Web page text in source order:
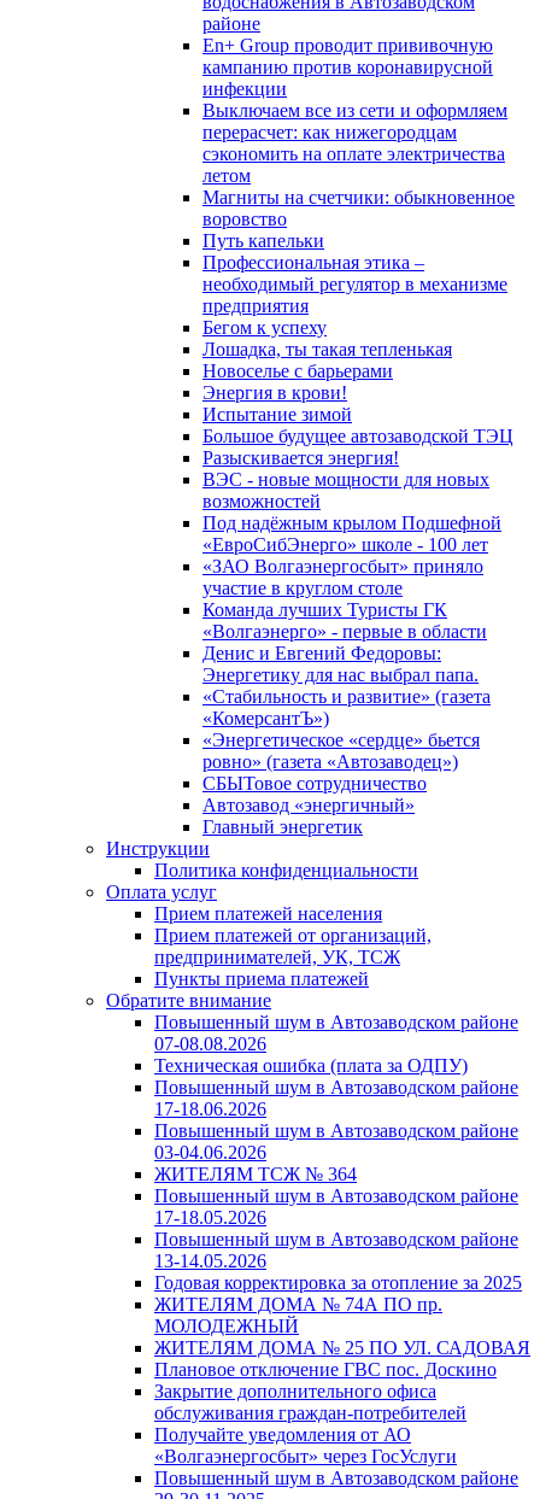
районе
En+ Group проводит прививочную
кампанию против коронавирусной
инфекции
Выключаем все из сети и оформляем
перерасчет: как нижегородцам
сэкономить на оплате электричества
летом
Магниты на счетчики: обыкновенное
воровство
Путь капельки
Профессиональная этика –
необходимый регулятор в механизме
предприятия
Бегом к успеху
Лошадка, ты такая тепленькая
Новоселье с барьерами
Энергия в крови!
Испытание зимой
Большое будущее автозаводской ТЭЦ
Разыскивается энергия!
ВЭС - новые мощности для новых
возможностей
Под надёжным крылом Подшефной
«ЕвроСибЭнерго» школе - 100 лет
«ЗАО Волгаэнергосбыт» приняло
участие в круглом столе
Команда лучших Туристы ГК
«Волгаэнерго» - первые в области
Денис и Евгений Федоровы:
Энергетику для нас выбрал папа.
«Стабильность и развитие» (газета
«КомерсантЪ»)
«Энергетическое «сердце» бьется
ровно» (газета «Автозаводец»)
СБЫТовое сотрудничество
Автозавод «энергичный»
Главный энергетик
Инструкции
Политика конфиденциальности
Оплата услуг
Прием платежей населения
Прием платежей от организаций,
предпринимателей, УК, ТСЖ
Пункты приема платежей
Обратите внимание
Повышенный шум в Автозаводском районе
07-08.08.2026
Техническая ошибка (плата за ОДПУ)
Повышенный шум в Автозаводском районе
17-18.06.2026
Повышенный шум в Автозаводском районе
03-04.06.2026
ЖИТЕЛЯМ ТСЖ № 364
Повышенный шум в Автозаводском районе
17-18.05.2026
Повышенный шум в Автозаводском районе
13-14.05.2026
Годовая корректировка за отопление за 2025
ЖИТЕЛЯМ ДОМА № 74А ПО пр.
МОЛОДЕЖНЫЙ
ЖИТЕЛЯМ ДОМА № 25 ПО УЛ. САДОВАЯ
Плановое отключение ГВС пос. Доскино
Закрытие дополнительного офиса
обслуживания граждан-потребителей
Получайте уведомления от АО
«Волгаэнергосбыт» через ГосУслуги
Повышенный шум в Автозаводском районе